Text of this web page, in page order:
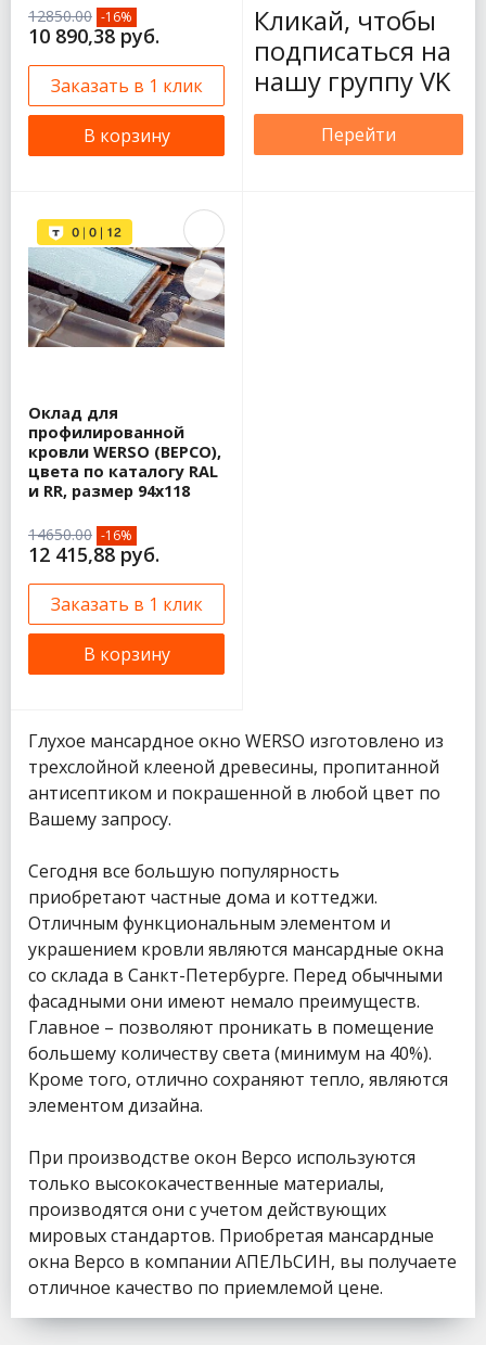
12850.00 -16%
10 890,38 руб.
Заказать в 1 клик
В корзину
Кликай, чтобы
подписаться на
нашу группу VK
Перейти
Оклад для
профилированной
кровли WERSO (ВЕРСО),
цвета по каталогу RAL
и RR, размер 94х118
14650.00 -16%
12 415,88 руб.
Заказать в 1 клик
В корзину
Глухое мансардное окно WERSO изготовлено из
трехслойной клееной древесины, пропитанной
антисептиком и покрашенной в любой цвет по
Вашему запросу.
Сегодня все большую популярность
приобретают частные дома и коттеджи.
Отличным функциональным элементом и
украшением кровли являются мансардные окна
со склада в Санкт-Петербурге. Перед обычными
фасадными они имеют немало преимуществ.
Главное – позволяют проникать в помещение
большему количеству света (минимум на 40%).
Кроме того, отлично сохраняют тепло, являются
элементом дизайна.
При производстве окон Версо используются
только высококачественные материалы,
производятся они с учетом действующих
мировых стандартов. Приобретая мансардные
окна Версо в компании АПЕЛЬСИН, вы получаете
отличное качество по приемлемой цене.